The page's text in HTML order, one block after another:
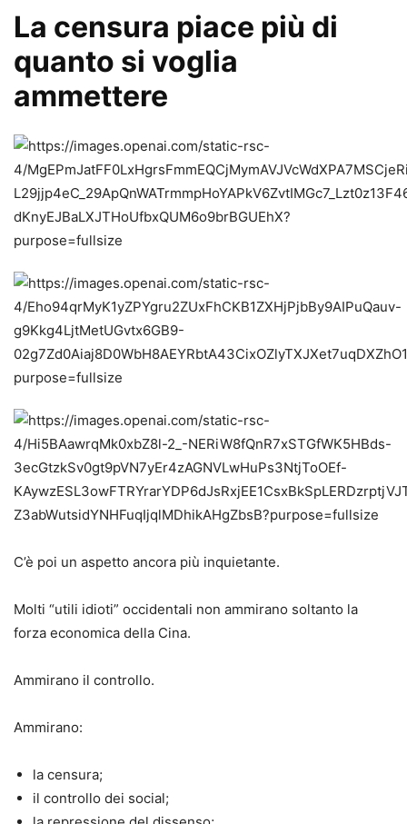
La censura piace più di
quanto si voglia
ammettere
C’è poi un aspetto ancora più inquietante.
Molti “utili idioti” occidentali non ammirano soltanto la
forza economica della Cina.
Ammirano il controllo.
Ammirano:
la censura;
il controllo dei social;